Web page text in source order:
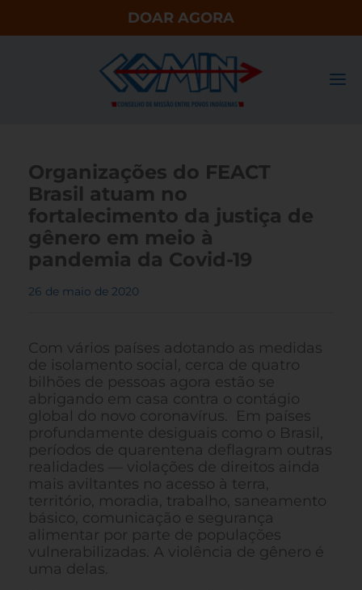
DOAR AGORA
Organizações do FEACT
Brasil atuam no
fortalecimento da justiça de
gênero em meio à
pandemia da Covid-19
26 de maio de 2020
Com vários países adotando as medidas
de isolamento social, cerca de quatro
bilhões de pessoas agora estão se
abrigando em casa contra o contágio
global do novo coronavírus. Em países
profundamente desiguais como o Brasil,
períodos de quarentena deflagram outras
realidades — violações de direitos ainda
mais aviltantes no acesso à terra,
território, moradia, trabalho, saneamento
básico, comunicação e segurança
alimentar por parte de populações
vulnerabilizadas. A violência de gênero é
uma delas.